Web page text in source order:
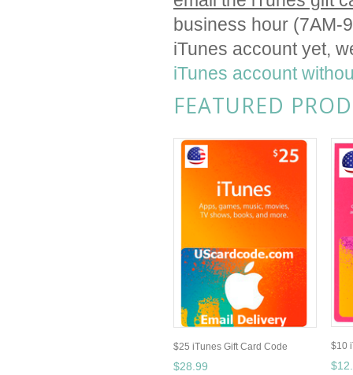
business hour (7AM-
iTunes account yet,
iTunes account
FEATURED
$25 iTunes Gift Card Code
$28.99
$10